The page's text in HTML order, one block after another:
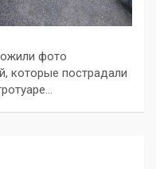
фото
которые пострадали